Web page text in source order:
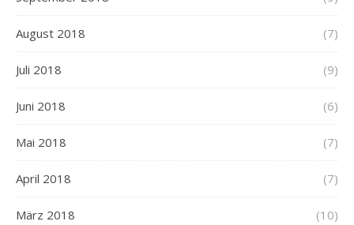
August 2018 (7)
Juli 2018 (9)
Juni 2018 (6)
Mai 2018 (7)
April 2018 (7)
März 2018 (10)